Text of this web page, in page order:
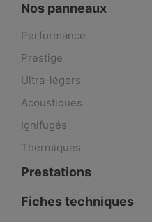
Nos panneaux
Performance
Prestige
Ultra-légers
Acoustiques
Ignifugés
Thermiques
Prestations
Fiches techniques